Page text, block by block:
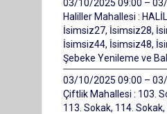
03/10/2025 09:00 –
Haliller Mahallesi :
İsimsiz27, İsimsiz28,
İsimsiz44, İsimsiz48,
Şebeke Yenileme ve
03/10/2025 09:00 –
Çiftlik Mahallesi : 103.
113. Sokak, 114.